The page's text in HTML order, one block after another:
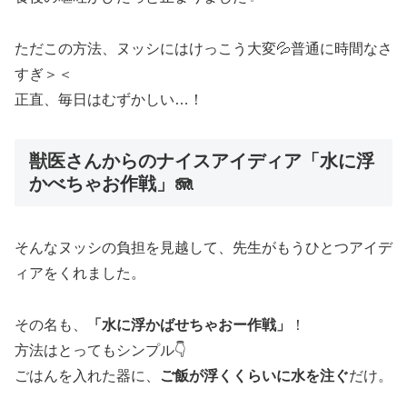
ただこの方法、ヌッシにはけっこう大変💦普通に時間なさ
すぎ＞＜
正直、毎日はむずかしい…！
獣医さんからのナイスアイディア「水に浮
かべちゃお作戦」🪼
そんなヌッシの負担を見越して、先生がもうひとつアイデ
ィアをくれました。
その名も、 「水に浮かばせちゃおー作戦」
！
方法はとってもシンプル👇
ごはんを入れた器に、
ご飯が浮くくらいに水を注ぐだけ。